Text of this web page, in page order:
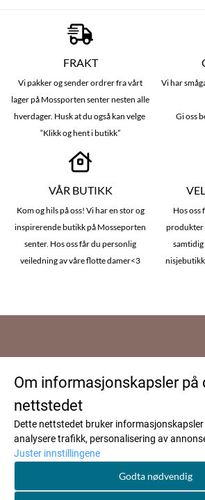
FRAKT
Vi pakker og sender ordrer fra vårt
lager på Mossporten senter nesten alle
hverdager. Husk at du også kan velge
“Klikk og hent i butikk”
Vi har
Gi oss
VÅR BUTIKK
Kom og hils på oss! Vi har en stor og
inspirerende butikk på Mosseporten
senter. Hos oss får du personlig
veiledning av våre flotte damer<3
Hos oss
produkter
Dorothea AS
Patterødveien 2
1599 Moss
Org. nr. 963 390 564 MVA
Kundeservice
Frakt og levering
Kontakt oss
Spørsmål og svar
Om Dorothea
Nyhetsbrev
Meld deg på vårt nyhetsbrev og
få 10% på 1 valgfri ord. vare*
FØLG OSS
Facebook
Om informasjonskapsler på
nettstedet
Dette nettstedet bruker
analysere trafikk, personalisering av
Juster innstillingene
Godta nødvendig